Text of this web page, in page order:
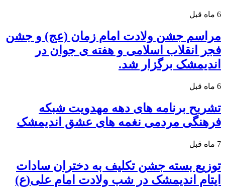
6 ماه قبل
مراسم جشن ولادت امام زمان (عج) و جشن
فجر انقلاب اسلامی و هفته ی جوان در
اندیمشک برگزار شد.
6 ماه قبل
تشریح برنامه های دهه مهدویت شبکه
فرهنگی مردمی نغمه های عشق اندیمشک
7 ماه قبل
توزیع بسته جشن تکلیف به دختران سادات
ایتام اندیمشک در شب ولادت امام علی(ع)